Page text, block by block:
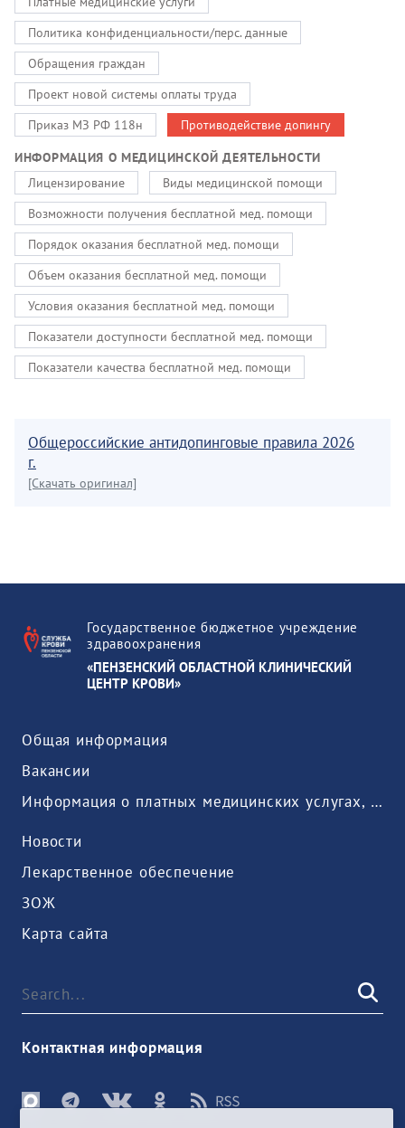
Политика конфиденциальности/перс. данные
Обращения граждан
Проект новой системы оплаты труда
Приказ МЗ РФ 118н
Противодействие допингу
ИНФОРМАЦИЯ О МЕДИЦИНСКОЙ ДЕЯТЕЛЬНОСТИ
Лицензирование
Виды медицинской помощи
Возможности получения бесплатной мед. помощи
Порядок оказания бесплатной мед. помощи
Объем оказания бесплатной мед. помощи
Условия оказания бесплатной мед. помощи
Показатели доступности бесплатной мед. помощи
Показатели качества бесплатной мед. помощи
Общероссийские антидопинговые правила 2026
г.
[Скачать оригинал]
Государственное бюджетное учреждение
здравоохранения
«ПЕНЗЕНСКИЙ ОБЛАСТНОЙ КЛИНИЧЕСКИЙ
ЦЕНТР КРОВИ»
Общая информация
Вакансии
Информация о платных медицинских услугах, предоставляемых медицинской организацией
Новости
Лекарственное обеспечение
ЗОЖ
Карта сайта
Контактная информация